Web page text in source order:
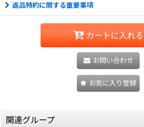
返品特約に関する重要事項
カートに入れる
お問い合わせ
お気に入り登録
関連グループ